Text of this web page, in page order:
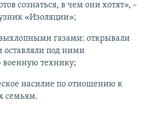
сознаться, в чем они хотят», –
«Изоляции»;
газами: открывали
оставляли под ними
технику;
насилие по отношению к
семьям.